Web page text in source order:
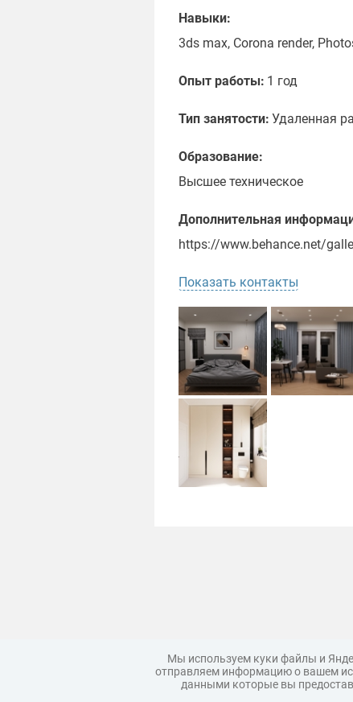
Навыки:
3ds max, Corona render,
Опыт работы: 1 год
Тип занятости: Удаленная
Образование:
Высшее техническое
Дополнительная
https://www.behance.net/
Показать контакты
Мы используем куки файлы и
отправляем информацию о вашем
данными которые вы